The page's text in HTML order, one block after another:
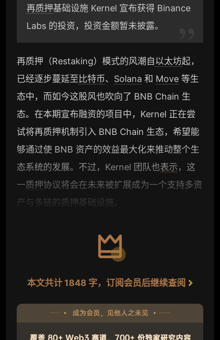
再质押基础设施 Kernel 宣布获得 Binance
Labs 的投资，投资金额暂未披露。
再质押（Restaking）模式的风潮自以太坊起，
已经逐步蔓延至比特币、 Solana 和 Move 等生
态中，而如今这股风也吹向了 BNB Chain 生
态。在本期宣布融资的项目中，Kernel 正在尝
试将再质押机制引入 BNB Chain 生态，希望能
够通过使 BNB 资产的效益最大化来推动整个生
态系统的发展。不过，Kernel 团队也表示，这
一质押协议将会在未来被扩展成为一个支持多资
产与多链的质押基础设施。
本文共计 1848 字，订阅会员后继续查阅